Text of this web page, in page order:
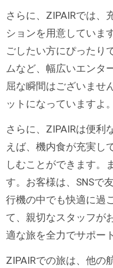
さらに、ZIPAIRでは、
ションを用意していま
ごしたい方にぴったり
ムなど、幅広いエンタ
屈な瞬間はございませ
ットになっていますよ。
さらに、ZIPAIRは便利
えば、機内食が充実し
しむことができます。
す。お客様は、SNSで
行機の中でも快適に過
て、親切なスタッフが
適な旅を全力でサポー
ZIPAIRでの旅は、他の